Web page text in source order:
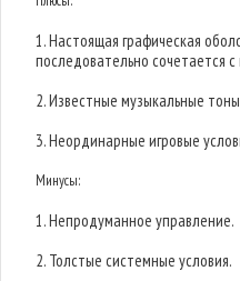
1. Настоящая графическая
последовательно сочетается с
2. Известные музыкальные
3. Неординарные игровые
Минусы:
1. Непродуманное управление.
2. Толстые системные условия.